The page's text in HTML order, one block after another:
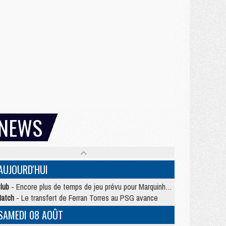
- Encore plus de temps de jeu prévu pour Marquinhos et les Portugais en Supercoupe
- Le transfert de Ferran Torres au PSG avance
08 AOÛT